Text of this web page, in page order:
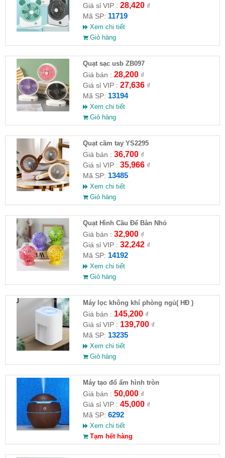
Giá sỉ VIP : 28,420₫
Mã SP: 11719
Xem chi tiết
Giỏ hàng
Quạt sạc usb ZB097
Giá bán : 28,200₫
Giá sỉ VIP : 27,636₫
Mã SP: 13194
Xem chi tiết
Giỏ hàng
Quạt cầm tay YS2295
Giá bán : 36,700₫
Giá sỉ VIP : 35,966₫
Mã SP: 13485
Xem chi tiết
Giỏ hàng
Quạt Hình Cầu Để Bàn Nhỏ
Giá bán : 32,900₫
Giá sỉ VIP : 32,242₫
Mã SP: 14192
Xem chi tiết
Giỏ hàng
Máy lọc không khí phòng ngủ( HĐ )
Giá bán : 145,200₫
Giá sỉ VIP : 139,700₫
Mã SP: 13235
Xem chi tiết
Giỏ hàng
Máy tạo đổ ẩm hình tròn
Giá bán : 50,000₫
Giá sỉ VIP : 45,000₫
Mã SP: 6292
Xem chi tiết
Tạm hết hàng